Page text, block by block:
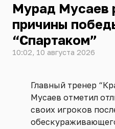
Мурад Мусаев
причины
“Спартаком”
10:02, 10 августа 2026
Главный тренер
Мусаев отметил
своих игроков